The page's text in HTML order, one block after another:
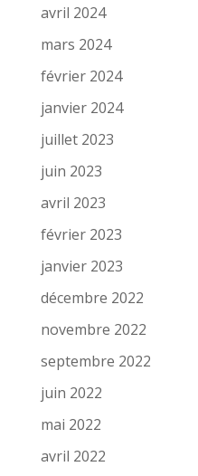
avril 2024
mars 2024
février 2024
janvier 2024
juillet 2023
juin 2023
avril 2023
février 2023
janvier 2023
décembre 2022
novembre 2022
septembre 2022
juin 2022
mai 2022
avril 2022